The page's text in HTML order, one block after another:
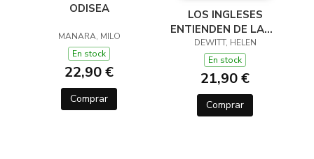
ODISEA
MANARA, MILO
En stock
22,90 €
Comprar
LOS INGLESES
ENTIENDEN DE LANA
(Y OTROS TRUCOS)
DEWITT, HELEN
En stock
21,90 €
Comprar